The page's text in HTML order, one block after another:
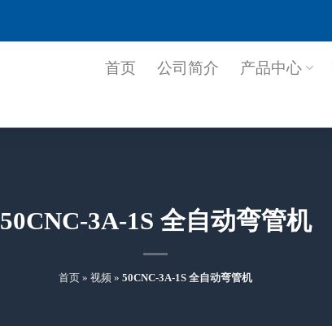
首页 公司简介 产品中心
50CNC-3A-1S 全自动弯管机
首页 » 视频 » 50CNC-3A-1S 全自动弯管机